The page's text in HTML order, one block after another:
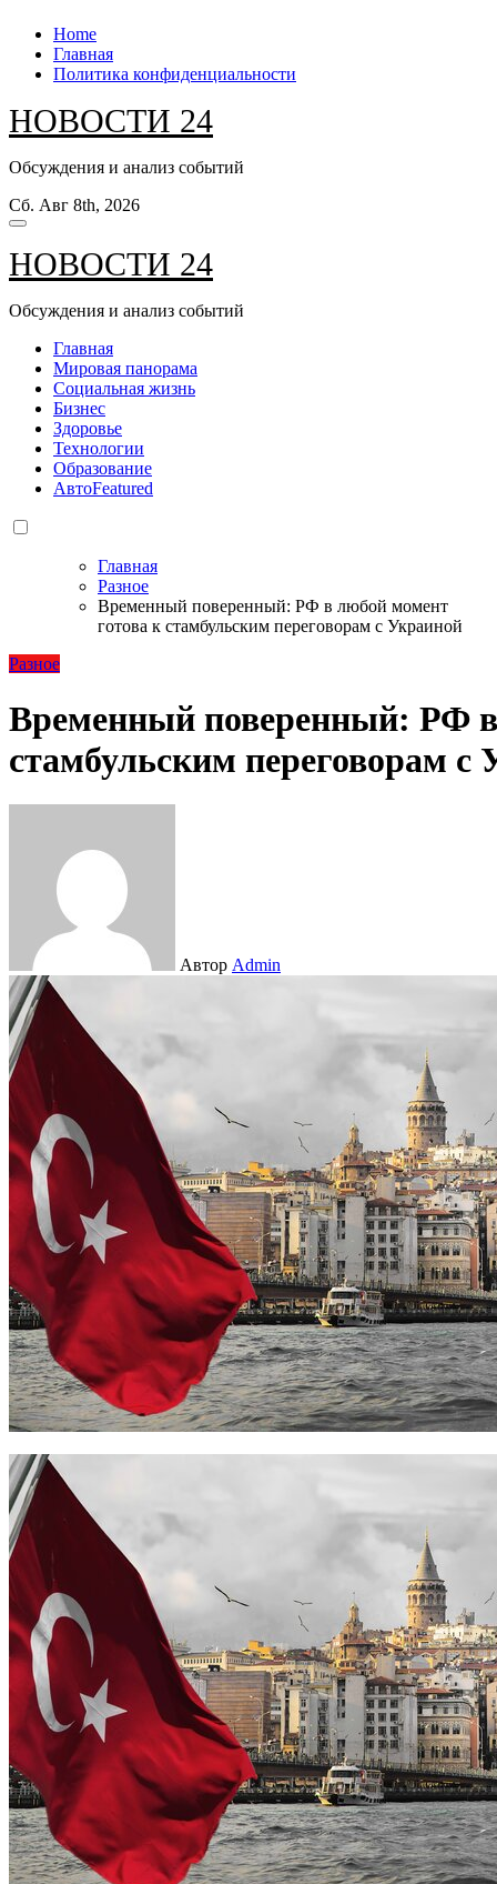
Перейти
содержанию
Home
Главная
Политика конфиденциальности
НОВОСТИ 24
Обсуждения и анализ событий
Сб. Авг 8th, 2026
НОВОСТИ 24
Обсуждения и анализ событий
Главная
Мировая панорама
Социальная жизнь
Бизнес
Здоровье
Технологии
Образование
АвтоFeatured
Главная
Разное
Временный поверенный: РФ в любой момент
готова к стамбульским переговорам с Украиной
Разное
Временный поверенный: РФ
стамбульским переговорам с
Автор Admin